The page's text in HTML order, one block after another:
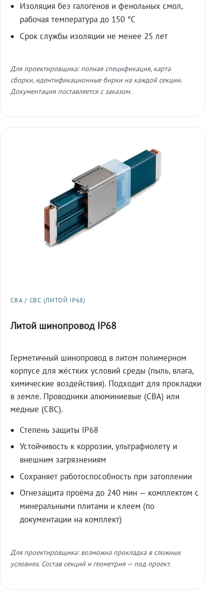
Изоляция без галогенов и фенольных смол,
рабочая температура до 150 °C
Срок службы изоляции не менее 25 лет
Для проектировщика: полная спецификация, карта
сборки, идентификационные бирки на каждой секции.
Документация поставляется с заказом.
СВА / СВС (ЛИТОЙ IP68)
Литой шинопровод IP68
Герметичный шинопровод в литом полимерном
корпусе для жёстких условий среды (пыль, влага,
химические воздействия). Подходит для прокладки
в земле. Проводники алюминиевые (СВА) или
медные (СВС).
Степень защиты IP68
Устойчивость к коррозии, ультрафиолету и
внешним загрязнениям
Сохраняет работоспособность при затоплении
Огнезащита проёма до 240 мин — комплектом с
минеральными плитами и клеем (по
документации на комплект)
Для проектировщика: возможна прокладка в сложных
условиях. Состав секций и геометрия — под проект.